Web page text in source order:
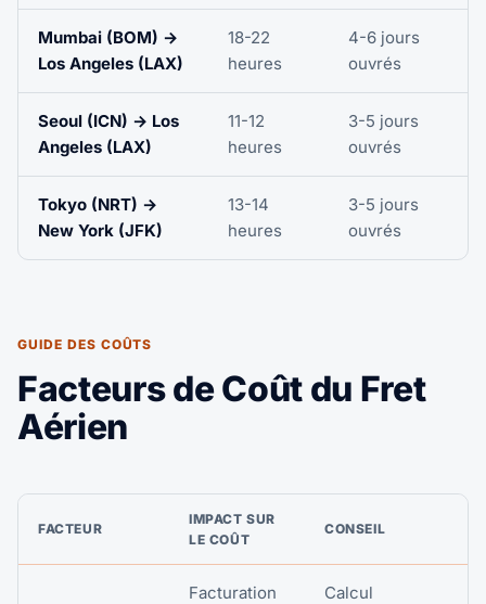
Mumbai (BOM) →
Los Angeles (LAX)
18-22
heures
4-6 jours
ouvrés
Seoul (ICN) → Los
Angeles (LAX)
11-12
heures
3-5 jours
ouvrés
Tokyo (NRT) →
New York (JFK)
13-14
heures
3-5 jours
ouvrés
GUIDE DES COÛTS
Facteurs de Coût du Fret
Aérien
FACTEUR
IMPACT SUR
LE COÛT
CONSEIL
Facturation
Calcul